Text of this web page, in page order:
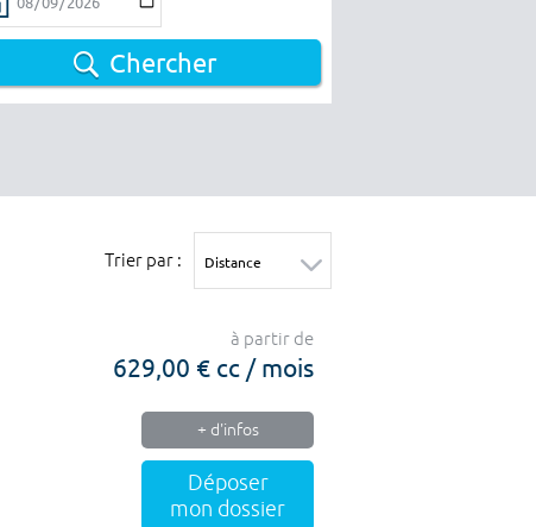
Chercher
Trier par :
à partir de
629,00 € cc / mois
+ d'infos
Déposer
mon dossier